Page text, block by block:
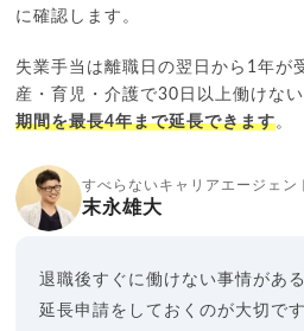
に確認します。
失業手当は離職日の翌日から1年が
産・育児・介護で30日以上働けな
期間を最長4年まで延長できます。
すべらないキャリアエージェン
末永雄大
退職後すぐに働けない事情があ
延長申請をしておくのが大切です